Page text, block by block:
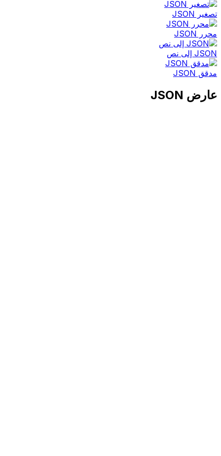
تصغير JSON
محرر JSON
JSON إلى نص
مدقق JSON
عارض JSON